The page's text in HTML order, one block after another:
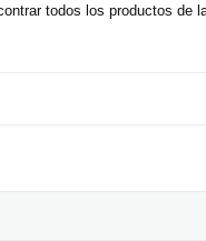
todos los productos de